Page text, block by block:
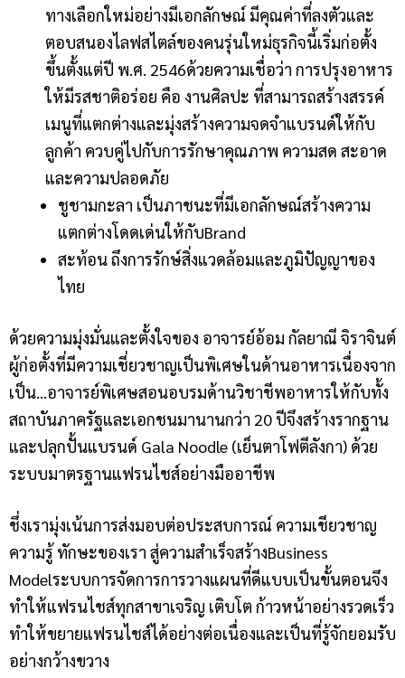
ทางเลือกใหม่อย่างมีเอกลักษณ์ มีคุณค่าที่ลงตัวและ
ตอบสนองไลฟสไตล์ของคนรุ่นใหม่ธุรกิจนี้เริ่มก่อตั้ง
ขึ้นตั้งแต่ปี พ.ศ. 2546ด้วยความเชื่อว่า การปรุงอาหาร
ให้มีรสชาติอร่อย คือ งานศิลปะ ที่สามารถสร้างสรรค์
เมนูที่แตกต่างและมุ่งสร้างความจดจำแบรนด์ให้กับ
ลูกค้า ควบคู่ไปกับการรักษาคุณภาพ ความสด สะอาด
และความปลอดภัย
ชูชามกะลา เป็นภาชนะที่มีเอกลักษณ์สร้างความ
แตกต่างโดดเด่นให้กับBrand
สะท้อน ถึงการรักษ์สิ่งแวดล้อมและภูมิปัญญาของ
ไทย
ด้วยความมุ่งมั่นและตั้งใจของ อาจารย์อ้อม กัลยาณี จิราจินต์
ผู้ก่อตั้งที่มีความเชี่ยวชาญเป็นพิเศษในด้านอาหารเนื่องจาก
เป็น…อาจารย์พิเศษสอนอบรมด้านวิชาชีพอาหารให้กับทั้ง
สถาบันภาครัฐและเอกชนมานานกว่า 20 ปีจึงสร้างรากฐาน
และปลุกปั้นแบรนด์ Gala Noodle (เย็นตาโฟตีลังกา) ด้วย
ระบบมาตรฐานแฟรนไชส์อย่างมืออาชีพ
ชึ่งเรามุ่งเน้นการส่งมอบต่อประสบการณ์ ความเชียวชาญ
ความรู้ ทักษะของเรา สู่ความสำเร็จสร้างBusiness
Modelระบบการจัดการการวางแผนที่ดีแบบเป็นขั้นตอนจึง
ทำให้แฟรนไชส์ทุกสาขาเจริญ เติบโต ก้าวหน้าอย่างรวดเร็ว
ทำให้ขยายแฟรนไชส์ได้อย่างต่อเนื่องและเป็นที่รู้จักยอมรับ
อย่างกว้างขวาง